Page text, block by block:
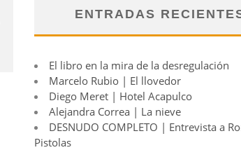
ENTRADAS
El libro en la mira de la desregulación
Marcelo Rubio | El llovedor
Diego Meret | Hotel Acapulco
Alejandra Correa | La nieve
DESNUDO COMPLETO | Entrevista a
Pistolas